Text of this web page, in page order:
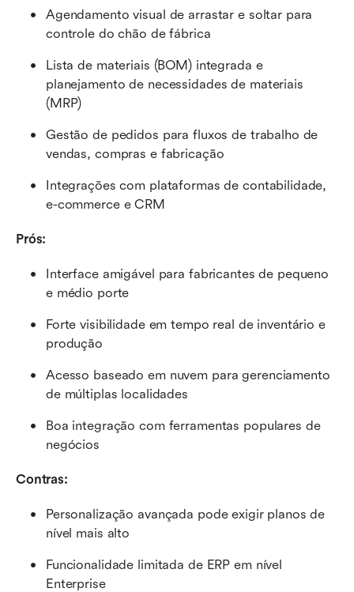
Agendamento visual de arrastar e soltar para
controle do chão de fábrica
Lista de materiais (BOM) integrada e
planejamento de necessidades de materiais
(MRP)
Gestão de pedidos para fluxos de trabalho de
vendas, compras e fabricação
Integrações com plataformas de contabilidade,
e-commerce e CRM
Prós:
Interface amigável para fabricantes de pequeno
e médio porte
Forte visibilidade em tempo real de inventário e
produção
Acesso baseado em nuvem para gerenciamento
de múltiplas localidades
Boa integração com ferramentas populares de
negócios
Contras:
Personalização avançada pode exigir planos de
nível mais alto
Funcionalidade limitada de ERP em nível
Enterprise